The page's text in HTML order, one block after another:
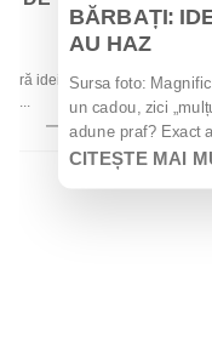
idei
la...
BĂRBAȚI:
AU HAZ
Sursa foto:
un cadou, zici
adune praf? Exact
CITEȘTE MAI